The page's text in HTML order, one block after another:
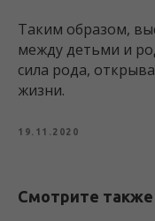
Таким образом,
между детьми и
сила рода,
жизни.
19.11.2020
Смотрите также